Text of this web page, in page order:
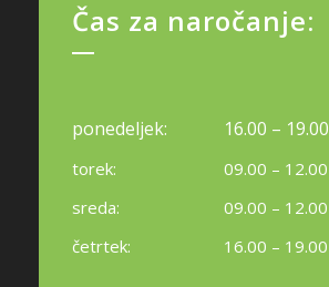
Čas za naročanje:
ponedeljek:
torek:
sreda:
četrtek:
16.00 – 19.00
09.00 – 12.00
09.00 – 12.00
16.00 – 19.00